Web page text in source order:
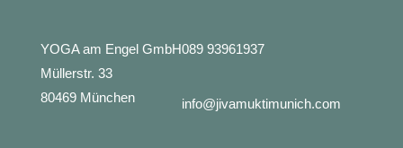
YOGA am Engel GmbH
Müllerstr. 33
80469 München
089 93961937
info@jivamuktimunich.com